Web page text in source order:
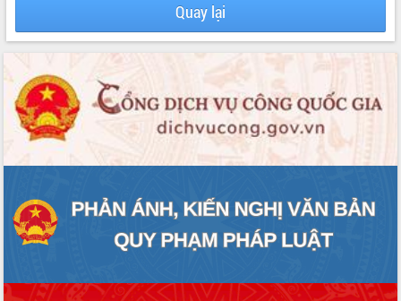
HỆ THỐNG VĂN BẢN
VĂN BẢN HĐND TỈNH
ĐIỂM TIN VĂN BẢN
QUY HOẠCH - KẾ HOẠCH
Quay lại